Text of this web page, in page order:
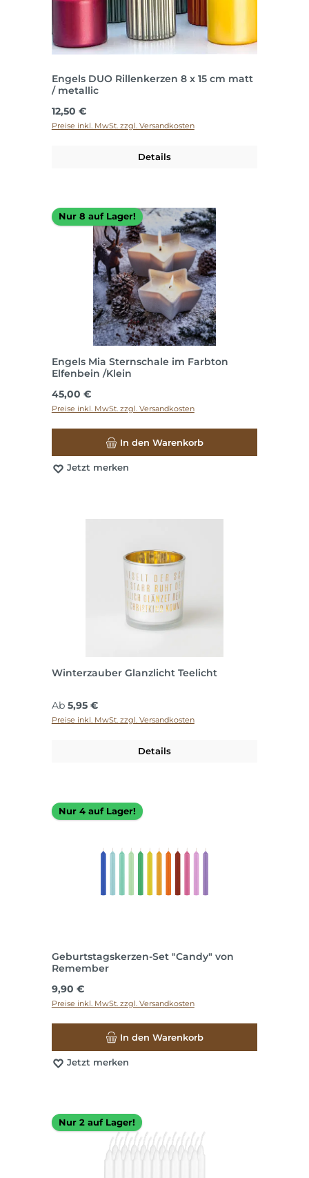
Engels DUO Rillenkerzen 8 x 15 cm matt
/ metallic
Regulärer Preis:
12,50 €
Preise inkl. MwSt. zzgl. Versandkosten
Details
Nur 8 auf Lager!
Engels Mia Sternschale im Farbton
Elfenbein /Klein
Regulärer Preis:
45,00 €
Preise inkl. MwSt. zzgl. Versandkosten
In den Warenkorb
Jetzt merken
Winterzauber Glanzlicht Teelicht
Regulärer Preis:
Ab 5,95 €
Preise inkl. MwSt. zzgl. Versandkosten
Details
Nur 4 auf Lager!
Geburtstagskerzen-Set "Candy" von
Remember
Regulärer Preis:
9,90 €
Preise inkl. MwSt. zzgl. Versandkosten
In den Warenkorb
Jetzt merken
Nur 2 auf Lager!